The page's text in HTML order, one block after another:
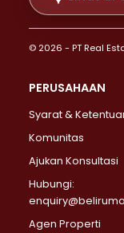
Properti Dijual di
Properti Dijual di
Properti Dijual
Properti Dijual di
Properti Dijual di
Properti Dijual di
Properti Dijual di
Properti Dijual di
Properti Dijual di
© 2026 - PT Real
PERUSAHAAN
Syarat &
Komunitas
Ajukan Konsultasi
Hubungi:
Agen Properti